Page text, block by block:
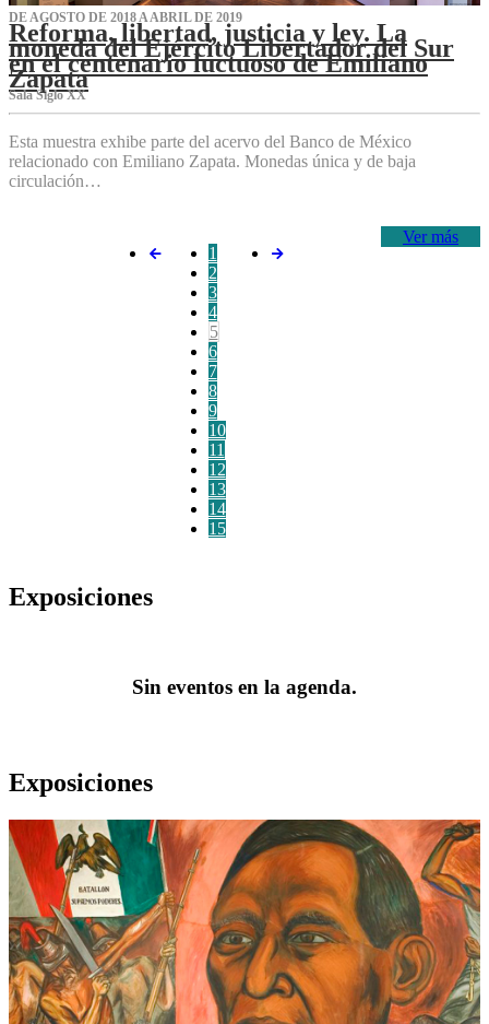
DE AGOSTO DE 2018 A ABRIL DE 2019
Reforma, libertad, justicia y ley. La
moneda del Ejército Libertador del Sur
en el centenario luctuoso de Emiliano
Zapata
Sala Siglo XX
Esta muestra exhibe parte del acervo del Banco de México
relacionado con Emiliano Zapata. Monedas única y de baja
circulación…
Ver más
1
2
3
4
5
6
7
8
9
10
11
12
13
14
15
Exposiciones
Sin eventos en la agenda.
Exposiciones